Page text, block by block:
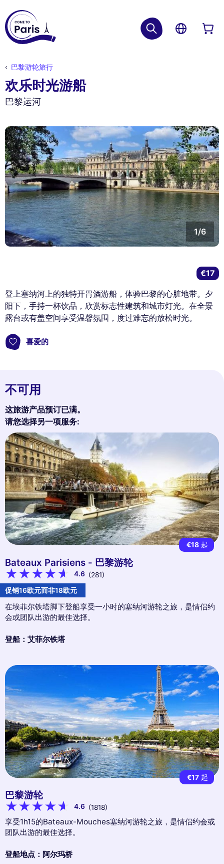
巴黎游轮旅行
欢乐时光游船
巴黎运河
1/6
登上塞纳河上的独特开胃酒游船，体验巴黎的心脏地带。夕
阳下，手持一杯饮品，欣赏标志性建筑和城市灯光。在全景
露台或有盖空间享受温馨氛围，度过难忘的放松时光。
喜爱的
€17
不可用
这旅游产品预订已满。
请您选择另一项服务:
€18 起
Bateaux Parisiens - 巴黎游轮
4.6 (281)
促销16欧元而非18欧元
在埃菲尔铁塔脚下登船享受一小时的塞纳河游轮之旅，是情侣约
会或团队出游的最佳选择。
登船：艾菲尔铁塔
€17 起
巴黎游轮
4.6 (1818)
享受1h15的Bateaux-Mouches塞纳河游轮之旅，是情侣约会或
团队出游的最佳选择。
登船地点：阿尔玛桥